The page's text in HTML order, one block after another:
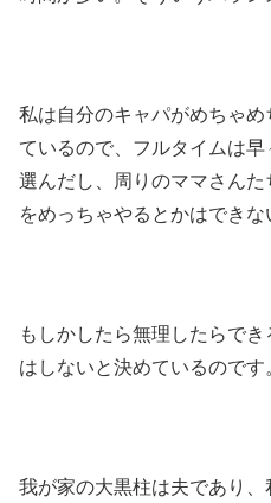
私は自分のキャパがめちゃ
ているので、フルタイムは
選んだし、周りのママさん
をめっちゃやるとかはできな
もしかしたら無理したらで
はしないと決めているのです
我が家の大黒柱は夫であり